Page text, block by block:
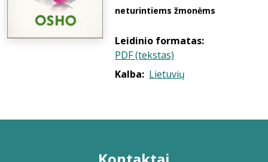
neturintiems žmonėms
Leidinio formatas:
PDF (tekstas)
Kalba: Lietuvių